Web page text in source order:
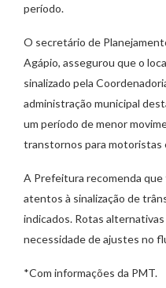
período.
O secretário de
Agápio, assegurou que o
sinalizado pela
administração municipal
um período de menor
transtornos para motoristas
A Prefeitura recomenda que
atentos à sinalização de
indicados. Rotas
necessidade de ajustes no
*Com informações da PMT.